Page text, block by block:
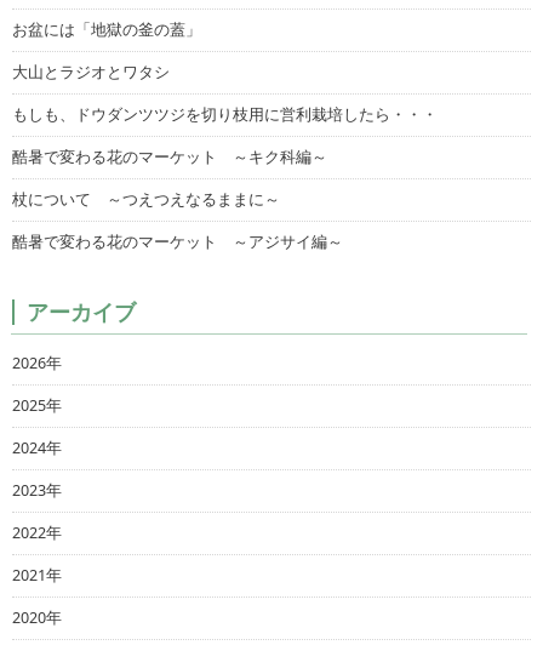
お盆には「地獄の釜の蓋」
大山とラジオとワタシ
もしも、ドウダンツツジを切り枝用に営利栽培したら・・・
酷暑で変わる花のマーケット ～キク科編～
杖について ～つえつえなるままに～
酷暑で変わる花のマーケット ～アジサイ編～
アーカイブ
2026年
2025年
2024年
2023年
2022年
2021年
2020年